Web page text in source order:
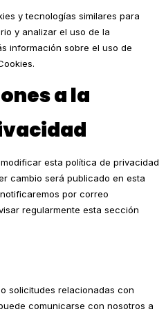
y tecnologías similares para
y analizar el uso de la
información sobre el uso de
a la
esta política de privacidad
cambio será publicado en esta
por correo
regularmente esta sección
solicitudes relacionadas con
comunicarse con nosotros a